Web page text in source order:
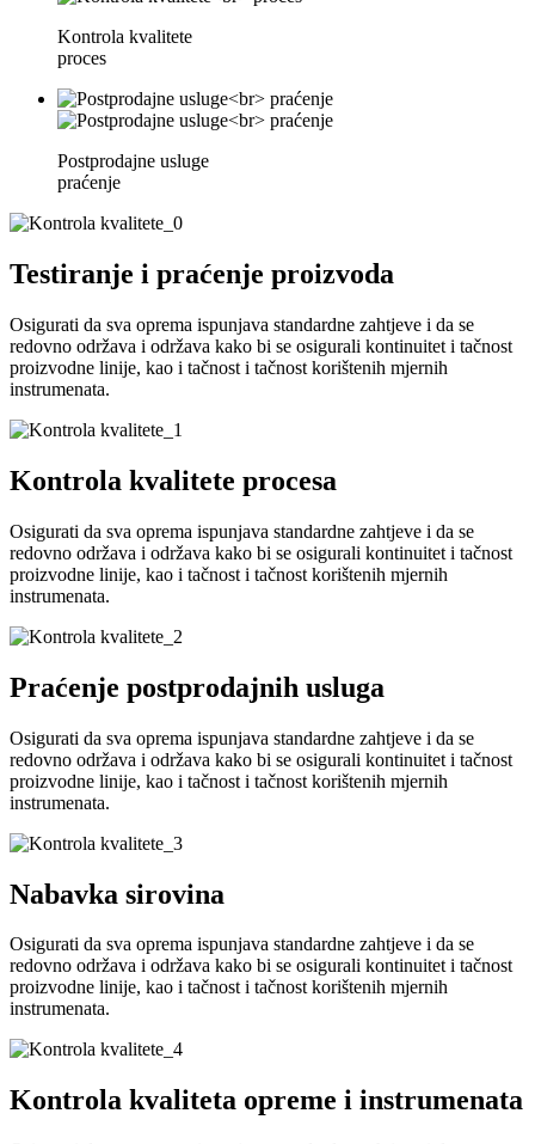
Kontrola kvalitete
proces
Postprodajne usluge
praćenje
Testiranje i praćenje proizvoda
Osigurati da sva oprema ispunjava standardne zahtjeve i da se
redovno održava i održava kako bi se osigurali kontinuitet i tačnost
proizvodne linije, kao i tačnost i tačnost korištenih mjernih
instrumenata.
Kontrola kvalitete procesa
Osigurati da sva oprema ispunjava standardne zahtjeve i da se
redovno održava i održava kako bi se osigurali kontinuitet i tačnost
proizvodne linije, kao i tačnost i tačnost korištenih mjernih
instrumenata.
Praćenje postprodajnih usluga
Osigurati da sva oprema ispunjava standardne zahtjeve i da se
redovno održava i održava kako bi se osigurali kontinuitet i tačnost
proizvodne linije, kao i tačnost i tačnost korištenih mjernih
instrumenata.
Nabavka sirovina
Osigurati da sva oprema ispunjava standardne zahtjeve i da se
redovno održava i održava kako bi se osigurali kontinuitet i tačnost
proizvodne linije, kao i tačnost i tačnost korištenih mjernih
instrumenata.
Kontrola kvaliteta opreme i instrumenata